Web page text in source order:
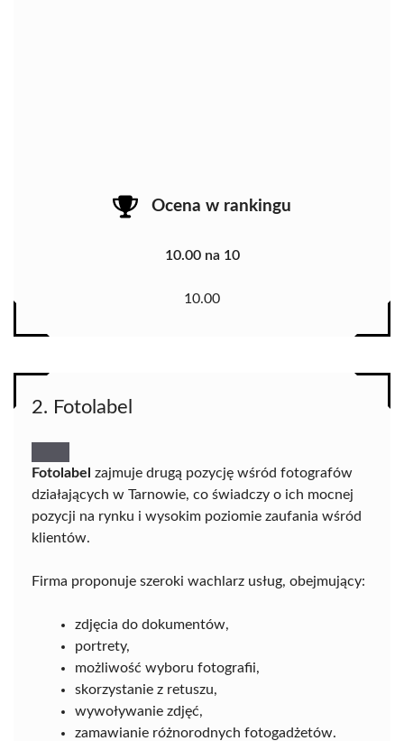
Ocena w rankingu
10.00 na 10
10.00
2. Fotolabel
Fotolabel zajmuje drugą pozycję wśród fotografów
działających w Tarnowie, co świadczy o ich mocnej
pozycji na rynku i wysokim poziomie zaufania wśród
klientów.
Firma proponuje szeroki wachlarz usług, obejmujący:
zdjęcia do dokumentów,
portrety,
możliwość wyboru fotografii,
skorzystanie z retuszu,
wywoływanie zdjęć,
zamawianie różnorodnych fotogadżetów.